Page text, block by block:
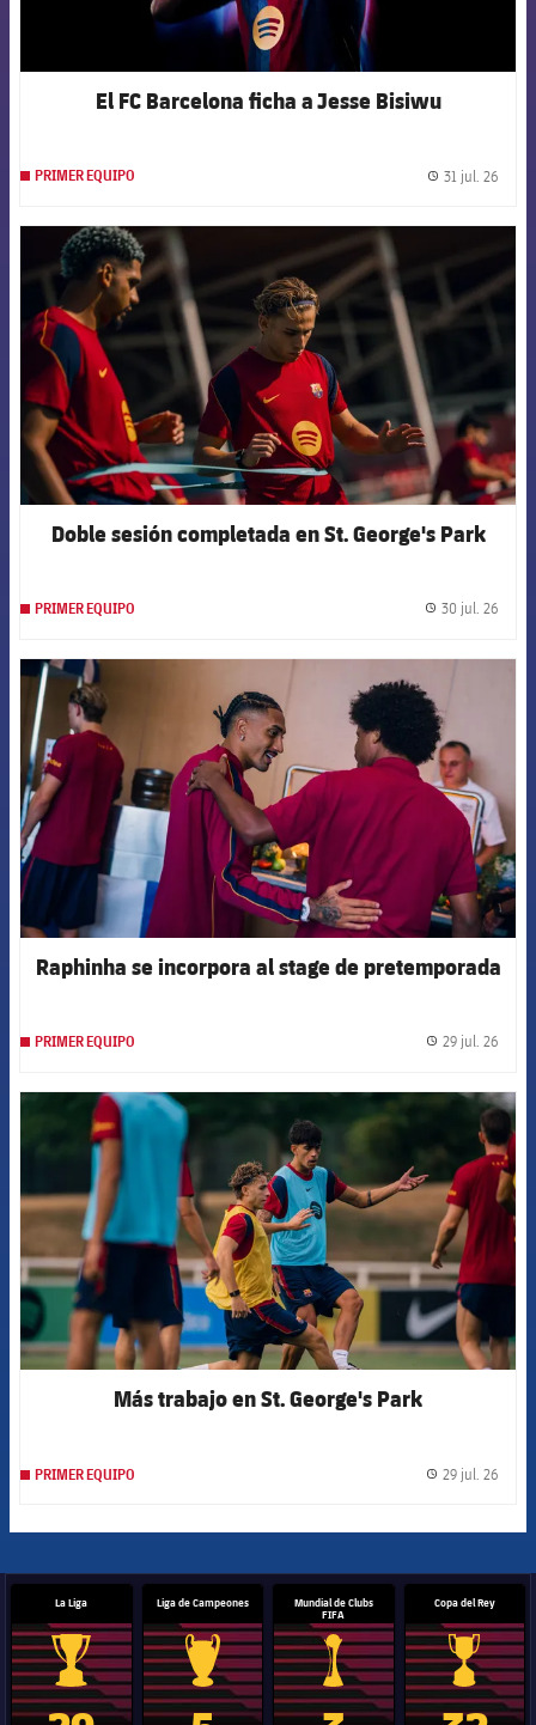
El FC Barcelona ficha a Jesse Bisiwu
PRIMER EQUIPO 31 jul. 26
FCB Barcelona badge
Doble sesión completada en St. George's Park
PRIMER EQUIPO 30 jul. 26
Raphinha se incorpora al stage de pretemporada
PRIMER EQUIPO 29 jul. 26
FCB Barcelona badge
Más trabajo en St. George's Park
PRIMER EQUIPO 29 jul. 26
La Liga
Trofeo de La Liga
Liga de Campeones
Trofeo de la Liga de Campeones
Mundial de Clubs
FIFA
Trofeo del Mundial de
Copa del Rey
Copa del